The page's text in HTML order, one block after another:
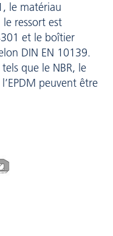
le matériau
ressort est
et le boîtier
DIN EN 10139.
que le NBR, le
peuvent être